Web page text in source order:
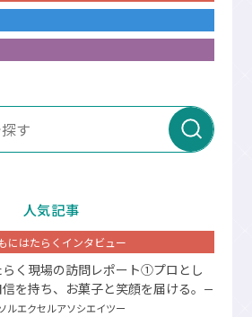
人気記事
にはたらくインタビュー
らく現場の訪問レポート①プロとし
を持ち、お菓⼦と笑顔を届ける。
ー
ルエクセルアソシエイツー